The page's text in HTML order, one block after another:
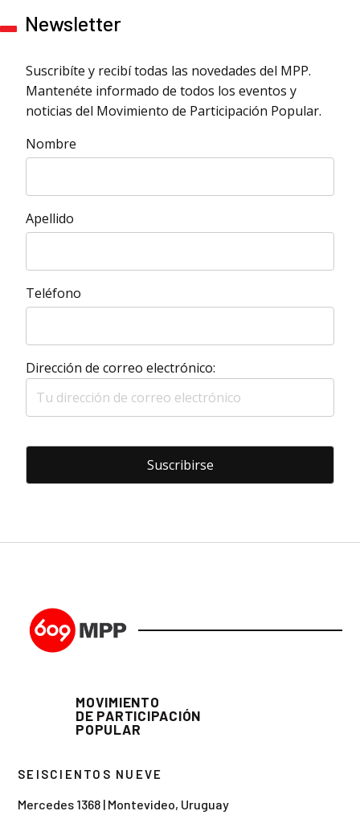
Newsletter
Suscribíte y recibí todas las novedades del MPP.
Mantenéte informado de todos los eventos y
noticias del Movimiento de Participación Popular.
Nombre
Apellido
Teléfono
Dirección de correo electrónico:
MOVIMIENTO
DE PARTICIPACIÓN
POPULAR
SEISCIENTOS NUEVE
Mercedes 1368 | Montevideo, Uruguay